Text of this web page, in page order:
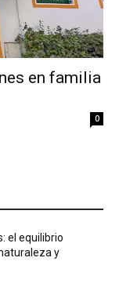
en familia
0
el equilibrio
y